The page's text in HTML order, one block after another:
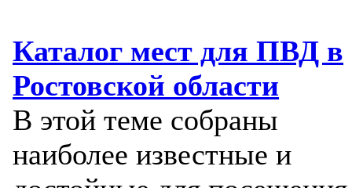
Каталог мест для ПВД в
Ростовской области
В этой теме собраны
наиболее известные и